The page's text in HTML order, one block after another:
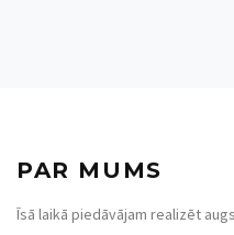
PAR MUMS
Īsā laikā piedāvājam realizēt